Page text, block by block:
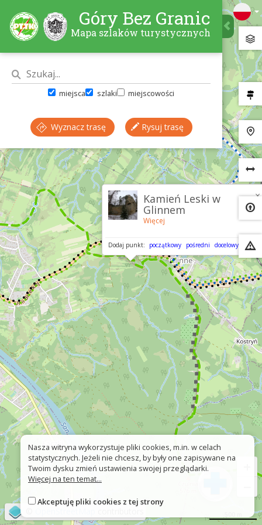
×
Kamień Leski w
Glinnem
Więcej
Dodaj punkt: początkowy pośredni docelowy
Góry Bez Granic
Mapa szlaków turystycznych
miejsca szlaki miejscowości
Wyznacz trasę Rysuj trasę
Nasza witryna wykorzystuje pliki cookies, m.in. w celach
statystycznych. Jeżeli nie chcesz, by były one zapisywane na
Twoim dysku zmień ustawienia swojej przeglądarki.
Więcej na ten temat...
Akceptuję pliki cookies z tej strony